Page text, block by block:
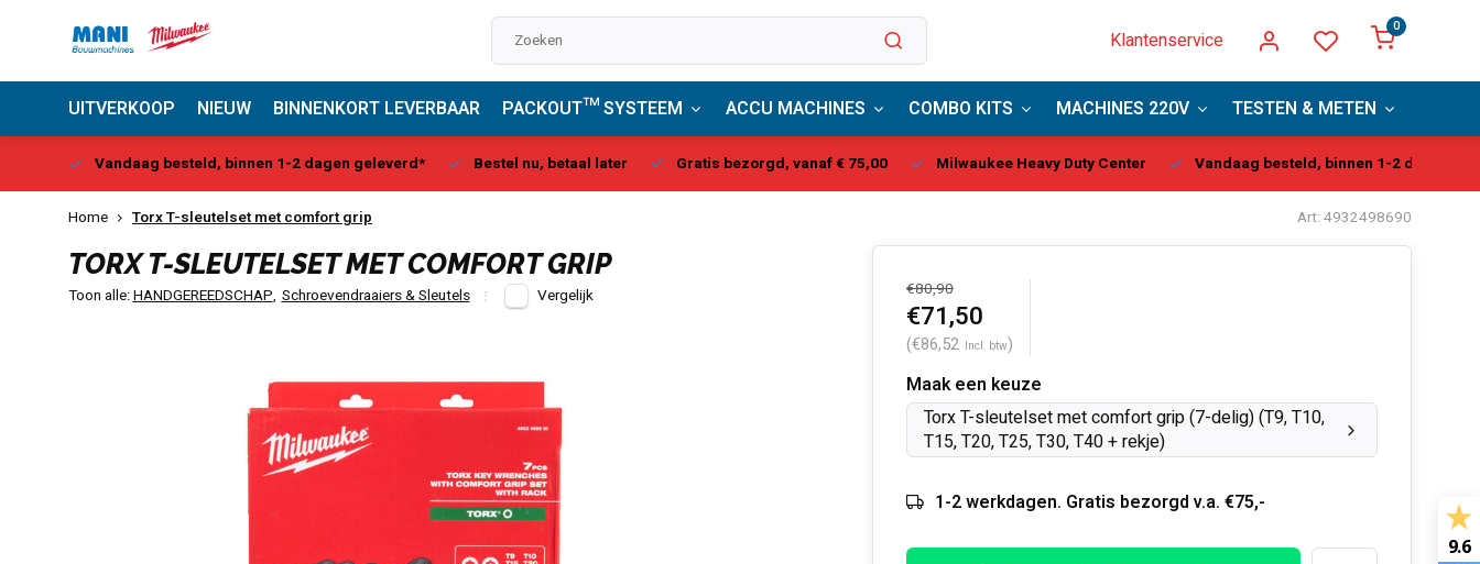
Klantenservice
0
UITVERKOOP NIEUW BINNENKORT LEVERBAAR PACKOUT™ SYSTEEM ACCU MACHINES COMBO KITS MACHINES 220V TESTEN & METEN
Vandaag besteld, binnen 1-2 dagen geleverd* Bestel nu, betaal later Gratis bezorgd, vanaf € 75,00 Milwaukee Heavy Duty Center Vandaag besteld, binnen 1-2 dagen
Home Torx T-sleutelset met comfort grip Art: 4932498690
TORX T-SLEUTELSET MET COMFORT GRIP
Toon alle:HANDGEREEDSCHAP, Schroevendraaiers & Sleutels Vergelijk €80,90
€71,50
(€86,52 Incl. btw)
Maak een keuze
Torx T-sleutelset met comfort grip (7-delig) (T9, T10,
T15, T20, T25, T30, T40 + rekje)
1-2 werkdagen. Gratis bezorgd v.a. €75,-
9.6